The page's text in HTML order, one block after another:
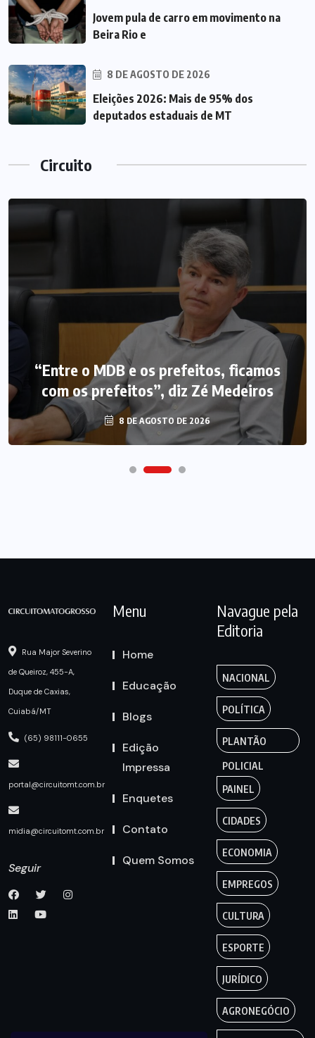
Jovem pula de carro em movimento na
Beira Rio e
8 DE AGOSTO DE 2026
Eleições 2026: Mais de 95% dos
deputados estaduais de MT
Circuito
“Entre o MDB e os prefeitos, ficamos
com os prefeitos”, diz Zé Medeiros
8 DE AGOSTO DE 2026
Rua Major Severino
de Queiroz, 455-A,
Duque de Caxias,
Cuiabá/MT
(65) 98111-0655
portal@circuitomt.com.br
midia@circuitomt.com.br
Seguir
Menu
Home
Educação
Blogs
Edição
Impressa
Enquetes
Contato
Quem Somos
Navague pela
Editoria
NACIONAL
POLÍTICA
PLANTÃO
POLICIAL
PAINEL
CIDADES
ECONOMIA
EMPREGOS
CULTURA
ESPORTE
JURÍDICO
AGRONEGÓCIO